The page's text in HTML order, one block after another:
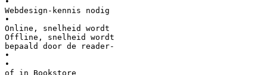
Webdesign-kennis nodig
•
Online, snelheid wordt
Offline, snelheid wordt
bepaald door de reader-
•
•
of in Bookstore